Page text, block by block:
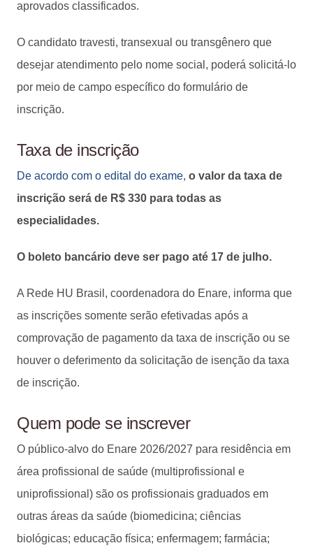
aprovados classificados.
O candidato travesti, transexual ou transgênero que
desejar atendimento pelo nome social, poderá solicitá-lo
por meio de campo específico do formulário de
inscrição.
Taxa de inscrição
De acordo com o edital do exame, o valor da taxa de
inscrição será de R$ 330 para todas as
especialidades.
O boleto bancário deve ser pago até 17 de julho.
A Rede HU Brasil, coordenadora do Enare, informa que
as inscrições somente serão efetivadas após a
comprovação de pagamento da taxa de inscrição ou se
houver o deferimento da solicitação de isenção da taxa
de inscrição.
Quem pode se inscrever
O público-alvo do Enare 2026/2027 para residência em
área profissional de saúde (multiprofissional e
uniprofissional) são os profissionais graduados em
outras áreas da saúde (biomedicina; ciências
biológicas; educação física; enfermagem; farmácia;